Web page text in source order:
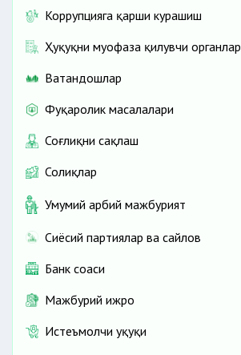
Коррупцияга қарши курашиш
Ҳуқуқни муҳофаза қилувчи органлар
Ватандошлар
Фуқаролик масалалари
Соғлиқни сақлаш
Солиқлар
Умумий ҳарбий мажбурият
Сиёсий партиялар ва сайлов
Банк соҳаси
Мажбурий ижро
Истеъмолчи ҳуқуқи